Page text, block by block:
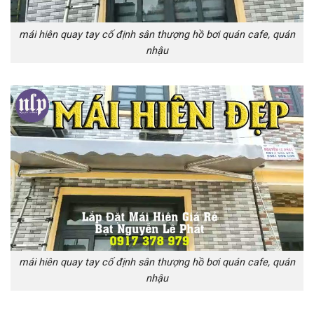
mái hiên quay tay cố định sân thượng hồ bơi quán cafe, quán
nhậu
mái hiên quay tay cố định sân thượng hồ bơi quán cafe, quán
nhậu